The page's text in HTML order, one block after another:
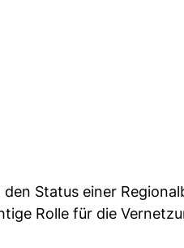
Status einer
Rolle für die